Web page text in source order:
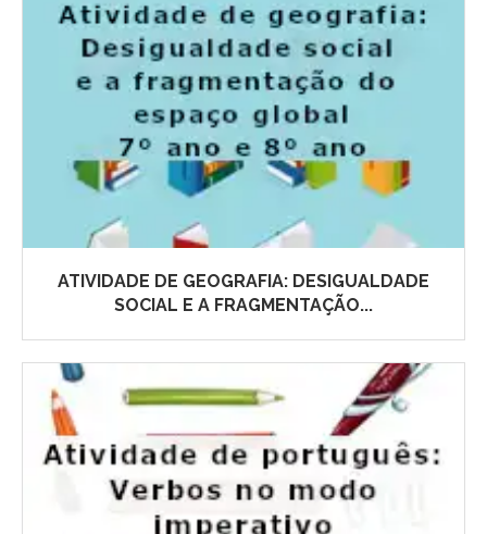
ATIVIDADE DE GEOGRAFIA: DESIGUALDADE
SOCIAL E A FRAGMENTAÇÃO...